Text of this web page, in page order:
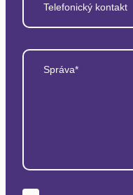
Telefonický kontakt
Správa*